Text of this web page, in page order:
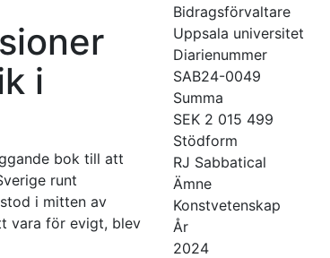
i
bok till att
runt
i mitten av
vara för evigt, blev
Bidragsförvaltare
Uppsala universitet
Diarienummer
SAB24-0049
Summa
SEK 2 015 499
Stödform
RJ Sabbatical
Ämne
Konstvetenskap
År
2024